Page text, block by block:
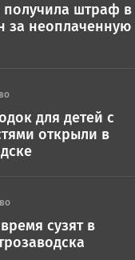
получила штраф в
за неоплаченную
для детей с
открыли в
сузят в